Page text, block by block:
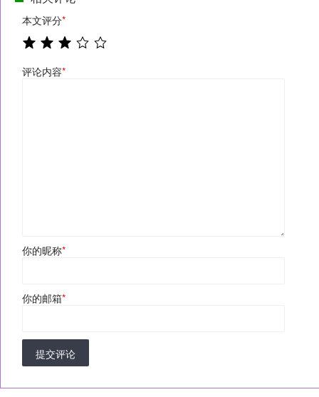
本文评分*
评论内容*
你的昵称*
你的邮箱*
提交评论